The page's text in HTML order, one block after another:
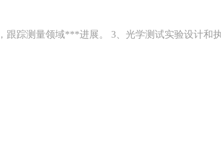
踪测量领域***进展。 3、光学测试实验设计和